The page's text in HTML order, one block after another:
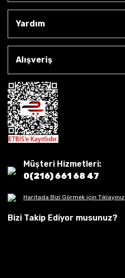
Yardım
Alışveriş
Müşteri Hizmetleri:
0(216) 661 68 47
Haritada Bizi Görmek için Tıklayınız
Bizi Takip Ediyor musunuz?